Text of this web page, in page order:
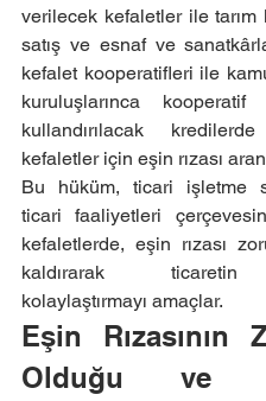
verilecek kefaletler ile tarım
satış ve esnaf ve
kefalet kooperatifleri ile
kuruluşlarınca kooperatif
kullandırılacak
kefaletler için eşin rızası
Bu hüküm, ticari işletme
ticari faaliyetleri
kefaletlerde, eşin rızası
kaldırarak ticaretin
kolaylaştırmayı amaçlar.
Eşin Rızasının
Olduğu ve